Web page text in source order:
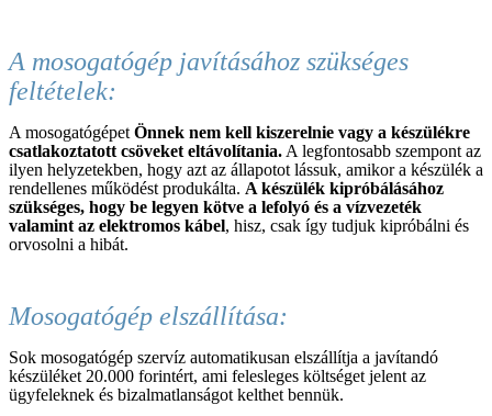
A mosogatógép javításához szükséges
feltételek:
A mosogatógépet Önnek nem kell kiszerelnie vagy a készülékre
csatlakoztatott csöveket eltávolítania. A legfontosabb szempont az
ilyen helyzetekben, hogy azt az állapotot lássuk, amikor a készülék a
rendellenes működést produkálta. A készülék kipróbálásához
szükséges, hogy be legyen kötve a lefolyó és a vízvezeték
valamint az elektromos kábel, hisz, csak így tudjuk kipróbálni és
orvosolni a hibát.
Mosogatógép elszállítása:
Sok mosogatógép szervíz automatikusan elszállítja a javítandó
készüléket 20.000 forintért, ami felesleges költséget jelent az
ügyfeleknek és bizalmatlanságot kelthet bennük.